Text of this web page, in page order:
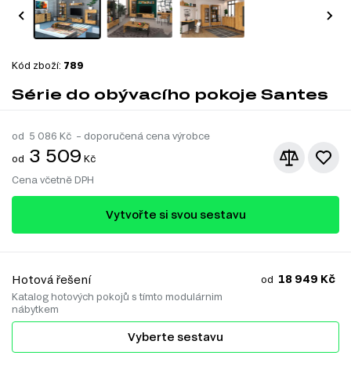
Kód zboží: 789
Série do obývacího pokoje Santes
od 5 086 Kč – doporučená cena výrobce
od 3 509 Kč
Cena včetně DPH
Vytvořte si svou sestavu
Hotová řešení
Katalog hotových pokojů s tímto modulárnim
nábytkem
od 18 949 Kč
Vyberte sestavu